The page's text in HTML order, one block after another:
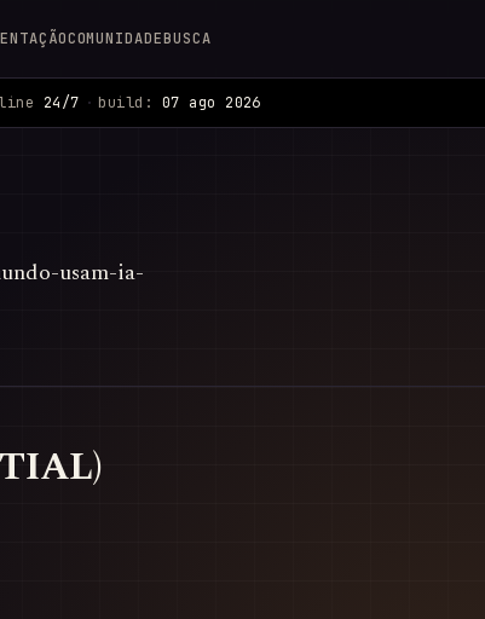
COMUNIDADEBUSCA
24/7 · build: 07 ago 2026
usam-ia-